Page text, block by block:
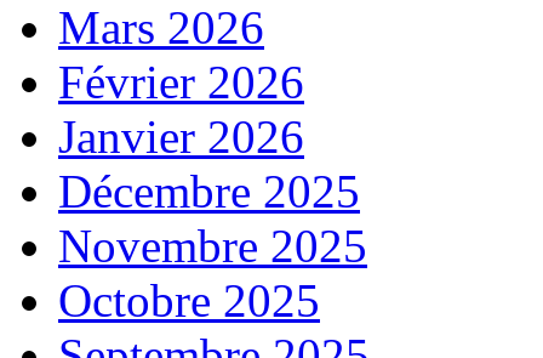
Mars 2026
Février 2026
Janvier 2026
Décembre 2025
Novembre 2025
Octobre 2025